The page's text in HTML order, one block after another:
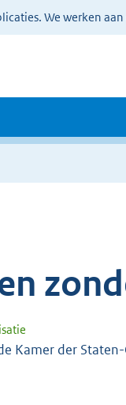
We werken
Kamer der